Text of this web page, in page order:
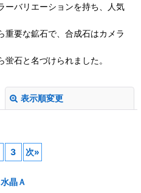
ーバリエーションを持ち、人気
重要な鉱石で、合成石はカメラ
石と名づけられました。
表示順変更
3 次»
晶Ａ